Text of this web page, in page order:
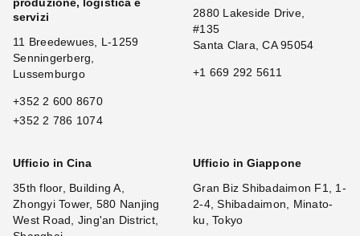
produzione, logistica e
servizi
11 Breedewues, L-1259
Senningerberg,
Lussemburgo
+352 2 600 8670
+352 2 786 1074
2880 Lakeside Drive,
#135
Santa Clara, CA 95054
+1 669 292 5611
Ufficio in Cina
35th floor, Building A,
Zhongyi Tower, 580 Nanjing
West Road, Jing'an District,
Ufficio in Giappone
Gran Biz Shibadaimon F1, 1-
2-4, Shibadaimon, Minato-
ku, Tokyo